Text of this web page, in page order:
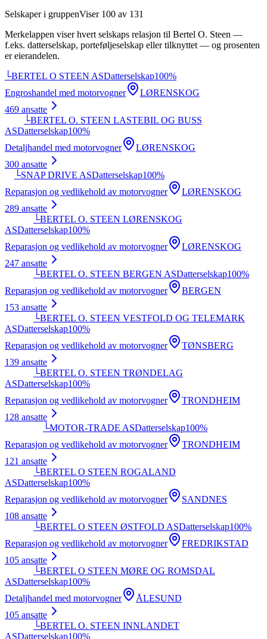
Selskaper i gruppenViser 100 av 131
Merkelappen viser hvert selskaps relasjon til Bertel O. Steen —
f.eks. datterselskap, porteføljeselskap eller tilknyttet — og prosenten
er eierandelen.
└BERTEL O STEEN ASDatterselskap100%
Engroshandel med motorvogner
LØRENSKOG
469 ansatte
└BERTEL O. STEEN LASTEBIL OG BUSS
ASDatterselskap100%
Detaljhandel med motorvogner
LØRENSKOG
300 ansatte
└SNAP DRIVE ASDatterselskap100%
Reparasjon og vedlikehold av motorvogner
LØRENSKOG
289 ansatte
└BERTEL O. STEEN LØRENSKOG
ASDatterselskap100%
Reparasjon og vedlikehold av motorvogner
LØRENSKOG
247 ansatte
└BERTEL O. STEEN BERGEN ASDatterselskap100%
Reparasjon og vedlikehold av motorvogner
BERGEN
153 ansatte
└BERTEL O. STEEN VESTFOLD OG TELEMARK
ASDatterselskap100%
Reparasjon og vedlikehold av motorvogner
TØNSBERG
139 ansatte
└BERTEL O. STEEN TRØNDELAG
ASDatterselskap100%
Reparasjon og vedlikehold av motorvogner
TRONDHEIM
128 ansatte
└MOTOR-TRADE ASDatterselskap100%
Reparasjon og vedlikehold av motorvogner
TRONDHEIM
121 ansatte
└BERTEL O STEEN ROGALAND
ASDatterselskap100%
Reparasjon og vedlikehold av motorvogner
SANDNES
108 ansatte
└BERTEL O STEEN ØSTFOLD ASDatterselskap100%
Reparasjon og vedlikehold av motorvogner
FREDRIKSTAD
105 ansatte
└BERTEL O STEEN MØRE OG ROMSDAL
ASDatterselskap100%
Detaljhandel med motorvogner
ÅLESUND
105 ansatte
└BERTEL O. STEEN INNLANDET
ASDatterselskap100%